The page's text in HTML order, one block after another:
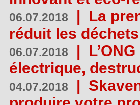
06.07.2018 | La
réduit les
06.07.2018 |
électrique,
04.07.2018 |